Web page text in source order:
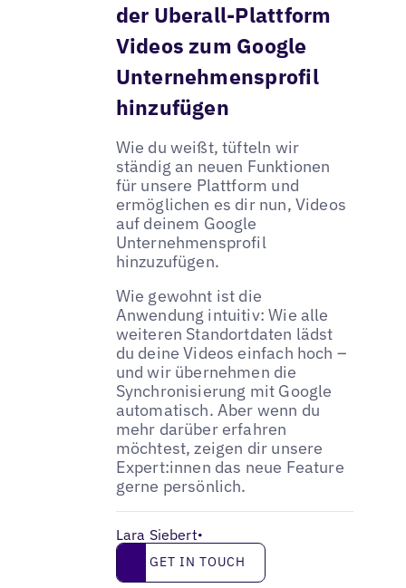
der Uberall-Plattform
Videos zum Google
Unternehmensprofil
hinzufügen
Wie du weißt, tüfteln wir
ständig an neuen Funktionen
für unsere Plattform und
ermöglichen es dir nun, Videos
auf deinem Google
Unternehmensprofil
hinzuzufügen.
Wie gewohnt ist die
Anwendung intuitiv: Wie alle
weiteren Standortdaten lädst
du deine Videos einfach hoch –
und wir übernehmen die
Synchronisierung mit Google
automatisch. Aber wenn du
mehr darüber erfahren
möchtest, zeigen dir unsere
Expert:innen das neue Feature
gerne persönlich.
Lara Siebert•
Get in touch
GET IN TOUCH